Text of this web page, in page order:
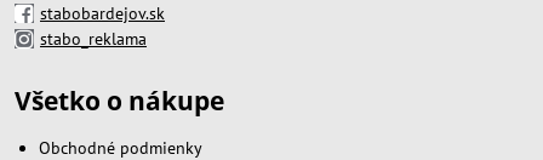
stabobardejov.sk
stabo_reklama
Všetko o nákupe
Obchodné podmienky